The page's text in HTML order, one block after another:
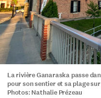
La rivière Ganaraska passe
pour son sentier et sa plage
Photos: Nathalie Prézeau